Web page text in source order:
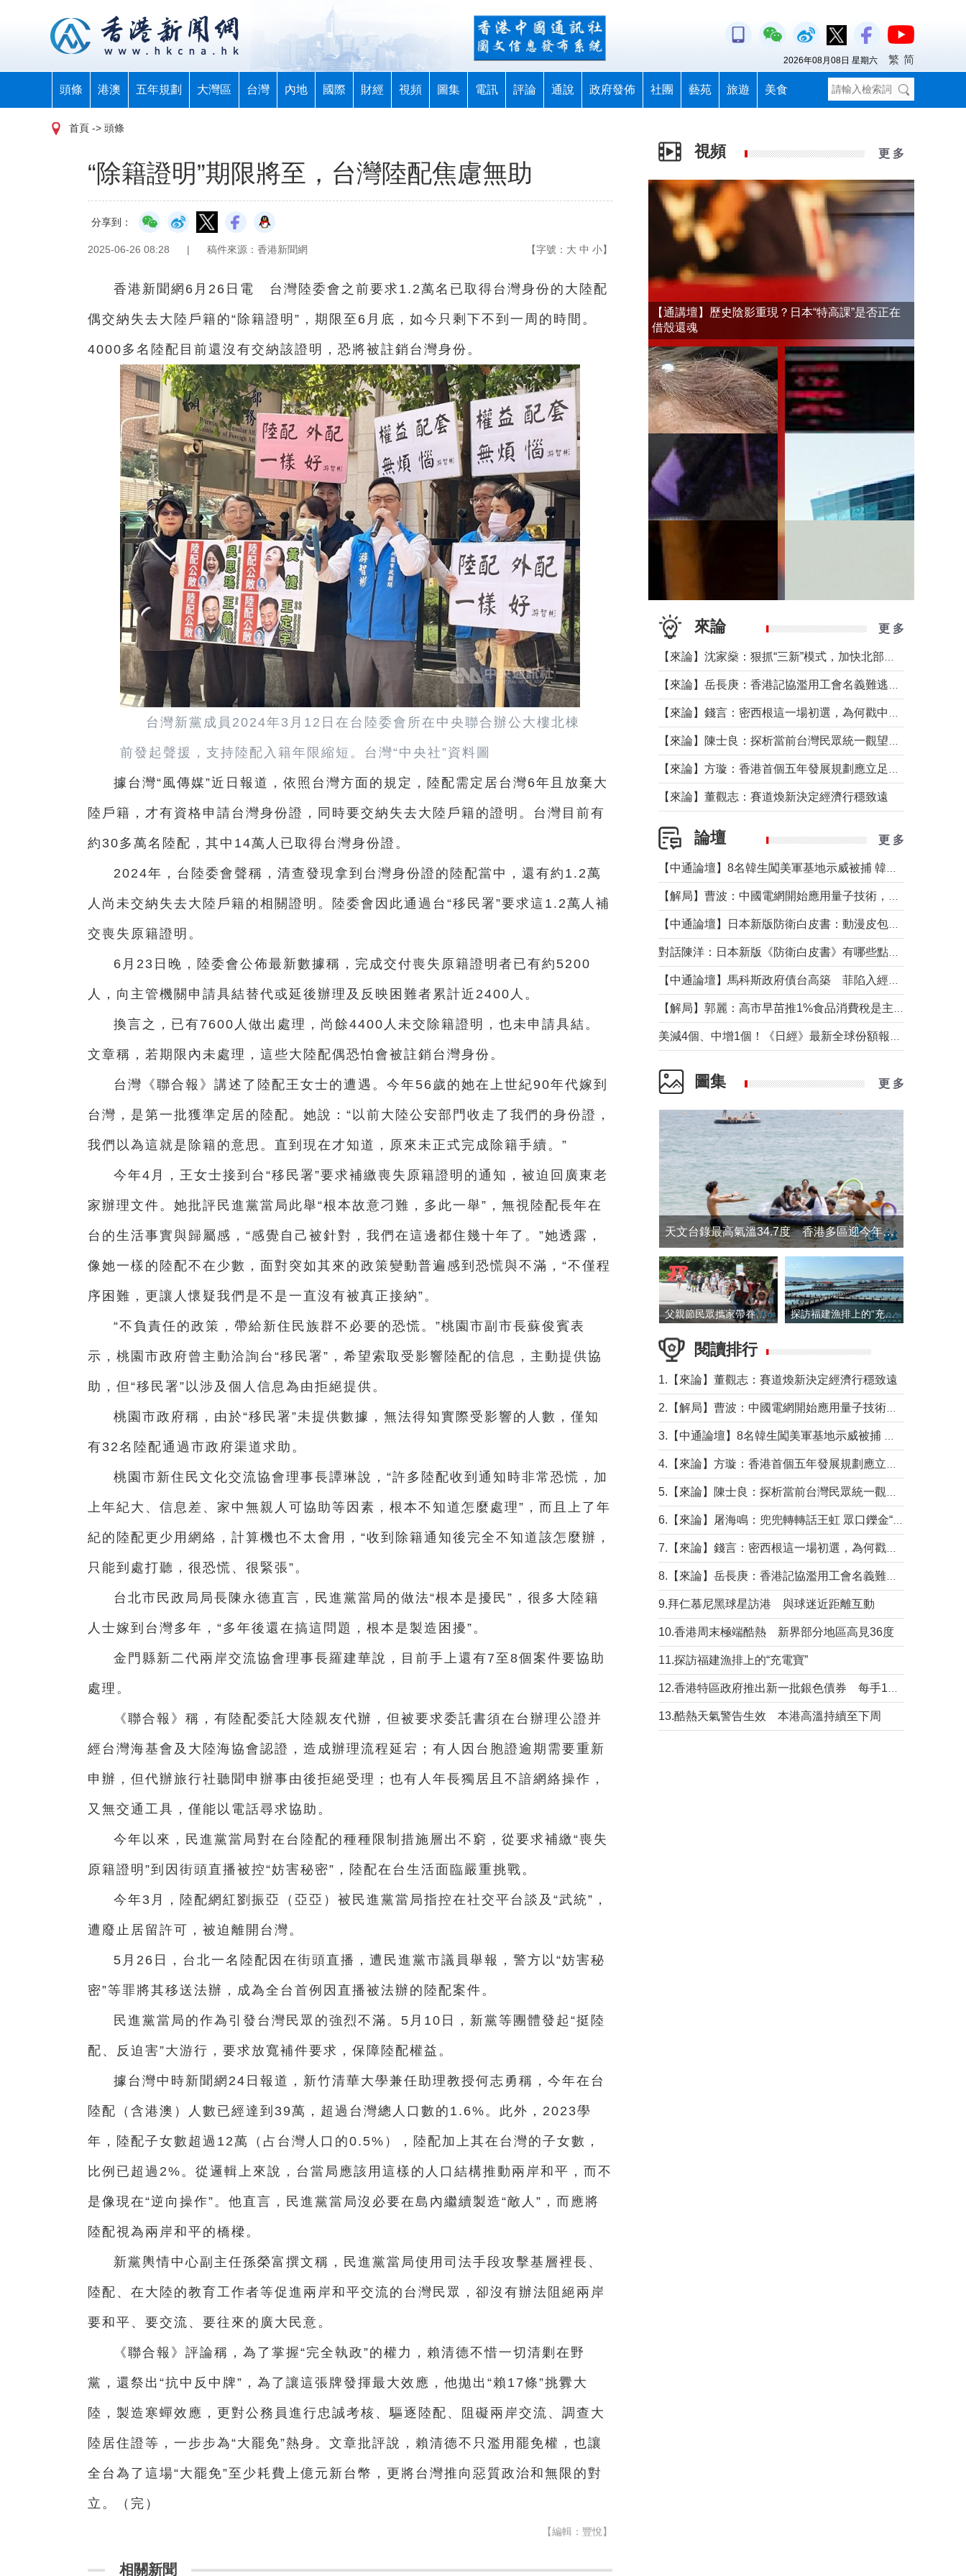
頭條 港澳 五年規劃 大灣區 台灣 內地 國際 財經 視頻 圖集 電訊 評論 通說 政府發佈 社團 藝苑 旅遊 美食
2026年08月08日 星期六 繁 简
首頁 -> 頭條
“除籍證明”期限將至，台灣陸配焦慮無助
分享到：
2025-06-26 08:28 | 稿件來源：香港新聞網 【字號： 大 中 小】
香港新聞網6月26日電 台灣陸委會之前要求1.2萬名已取得台灣身份的大陸配
偶交納失去大陸戶籍的“除籍證明”，期限至6月底，如今只剩下不到一周的時間。
4000多名陸配目前還沒有交納該證明，恐將被註銷台灣身份。
台灣新黨成員2024年3月12日在台陸委會所在中央聯合辦公大樓北棟
前發起聲援，支持陸配入籍年限縮短。台灣“中央社”資料圖
據台灣“風傳媒”近日報道，依照台灣方面的規定，陸配需定居台灣6年且放棄大
陸戶籍，才有資格申請台灣身份證，同時要交納失去大陸戶籍的證明。台灣目前有
約30多萬名陸配，其中14萬人已取得台灣身份證。
2024年，台陸委會聲稱，清查發現拿到台灣身份證的陸配當中，還有約1.2萬
人尚未交納失去大陸戶籍的相關證明。陸委會因此通過台“移民署”要求這1.2萬人補
交喪失原籍證明。
6月23日晚，陸委會公佈最新數據稱，完成交付喪失原籍證明者已有約5200
人，向主管機關申請具結替代或延後辦理及反映困難者累計近2400人。
換言之，已有7600人做出處理，尚餘4400人未交除籍證明，也未申請具結。
文章稱，若期限內未處理，這些大陸配偶恐怕會被註銷台灣身份。
台灣《聯合報》講述了陸配王女士的遭遇。今年56歲的她在上世紀90年代嫁到
台灣，是第一批獲準定居的陸配。她說：“以前大陸公安部門收走了我們的身份證，
我們以為這就是除籍的意思。直到現在才知道，原來未正式完成除籍手續。”
今年4月，王女士接到台“移民署”要求補繳喪失原籍證明的通知，被迫回廣東老
家辦理文件。她批評民進黨當局此舉“根本故意刁難，多此一舉”，無視陸配長年在
台的生活事實與歸屬感，“感覺自己被針對，我們在這邊都住幾十年了。”她透露，
像她一樣的陸配不在少數，面對突如其來的政策變動普遍感到恐慌與不滿，“不僅程
序困難，更讓人懷疑我們是不是一直沒有被真正接納”。
“不負責任的政策，帶給新住民族群不必要的恐慌。”桃園市副市長蘇俊賓表
示，桃園市政府曾主動洽詢台“移民署”，希望索取受影響陸配的信息，主動提供協
助，但“移民署”以涉及個人信息為由拒絕提供。
桃園市政府稱，由於“移民署”未提供數據，無法得知實際受影響的人數，僅知
有32名陸配通過市政府渠道求助。
桃園市新住民文化交流協會理事長譚琳說，“許多陸配收到通知時非常恐慌，加
上年紀大、信息差、家中無親人可協助等因素，根本不知道怎麼處理”，而且上了年
紀的陸配更少用網絡，計算機也不太會用，“收到除籍通知後完全不知道該怎麼辦，
只能到處打聽，很恐慌、很緊張”。
台北市民政局局長陳永德直言，民進黨當局的做法“根本是擾民”，很多大陸籍
人士嫁到台灣多年，“多年後還在搞這問題，根本是製造困擾”。
金門縣新二代兩岸交流協會理事長羅建華說，目前手上還有7至8個案件要協助
處理。
《聯合報》稱，有陸配委託大陸親友代辦，但被要求委託書須在台辦理公證并
經台灣海基會及大陸海協會認證，造成辦理流程延宕；有人因台胞證逾期需要重新
申辦，但代辦旅行社聽聞申辦事由後拒絕受理；也有人年長獨居且不諳網絡操作，
又無交通工具，僅能以電話尋求協助。
今年以來，民進黨當局對在台陸配的種種限制措施層出不窮，從要求補繳“喪失
原籍證明”到因街頭直播被控“妨害秘密”，陸配在台生活面臨嚴重挑戰。
今年3月，陸配網紅劉振亞（亞亞）被民進黨當局指控在社交平台談及“武統”，
遭廢止居留許可，被迫離開台灣。
5月26日，台北一名陸配因在街頭直播，遭民進黨市議員舉報，警方以“妨害秘
密”等罪將其移送法辦，成為全台首例因直播被法辦的陸配案件。
民進黨當局的作為引發台灣民眾的強烈不滿。5月10日，新黨等團體發起“挺陸
配、反迫害”大游行，要求放寬補件要求，保障陸配權益。
據台灣中時新聞網24日報道，新竹清華大學兼任助理教授何志勇稱，今年在台
陸配（含港澳）人數已經達到39萬，超過台灣總人口數的1.6%。此外，2023學
年，陸配子女數超過12萬（占台灣人口的0.5%），陸配加上其在台灣的子女數，
比例已超過2%。從邏輯上來說，台當局應該用這樣的人口結構推動兩岸和平，而不
是像現在“逆向操作”。他直言，民進黨當局沒必要在島內繼續製造“敵人”，而應將
陸配視為兩岸和平的橋樑。
新黨輿情中心副主任孫榮富撰文稱，民進黨當局使用司法手段攻擊基層裡長、
陸配、在大陸的教育工作者等促進兩岸和平交流的台灣民眾，卻沒有辦法阻絕兩岸
要和平、要交流、要往來的廣大民意。
《聯合報》評論稱，為了掌握“完全執政”的權力，賴清德不惜一切清剿在野
黨，還祭出“抗中反中牌”，為了讓這張牌發揮最大效應，他拋出“賴17條”挑釁大
陸，製造寒蟬效應，更對公務員進行忠誠考核、驅逐陸配、阻礙兩岸交流、調查大
陸居住證等，一步步為“大罷免”熱身。文章批評說，賴清德不只濫用罷免權，也讓
全台為了這場“大罷免”至少耗費上億元新台幣，更將台灣推向惡質政治和無限的對
立。（完）
【編輯：豐悅】
相關新聞
視頻 更 多
【通講壇】歷史陰影重現？日本“特高課”是否正在
借殼還魂
來論 更 多
【來論】董觀志：賽道煥新決定經濟行穩致遠
論壇 更 多
圖集 更 多
天文台錄最高氣溫34.7度 香港多區迎今年最熱一天
父親節民眾攜家帶眷出遊 探訪福建漁排上的“充電寶”
閱讀排行
1.【來論】董觀志：賽道煥新決定經濟行穩致遠
9.拜仁慕尼黑球星訪港 與球迷近距離互動
10.香港周末極端酷熱 新界部分地區高見36度
11.探訪福建漁排上的“充電寶”
13.酷熱天氣警告生效 本港高溫持續至下周